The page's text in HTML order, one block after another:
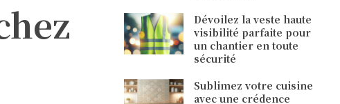
Dévoilez la veste haute
visibilité parfaite pour
un chantier en toute
sécurité
Sublimez votre cuisine
avec une crédence